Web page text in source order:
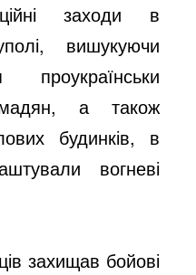
заходи в
вишукуючи
а також
будинків, в
вогневі
захищав бойові